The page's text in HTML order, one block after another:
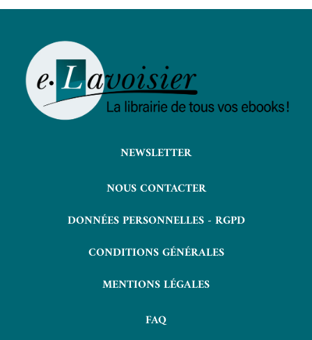
NEWSLETTER
NOUS CONTACTER
DONNÉES PERSONNELLES - RGPD
CONDITIONS GÉNÉRALES
MENTIONS LÉGALES
FAQ